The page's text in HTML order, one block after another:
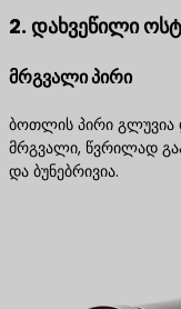
2. დახვეწილი
მრგვალი პირი
ბოთლის პირი გლუვია
მრგვალი, წვრილად
და ბუნებრივია.